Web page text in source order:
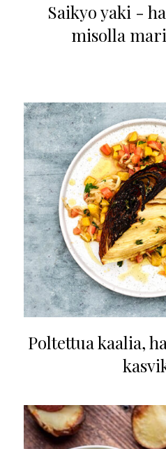
Saikyo yaki -
misolla
Poltettua kaalia,